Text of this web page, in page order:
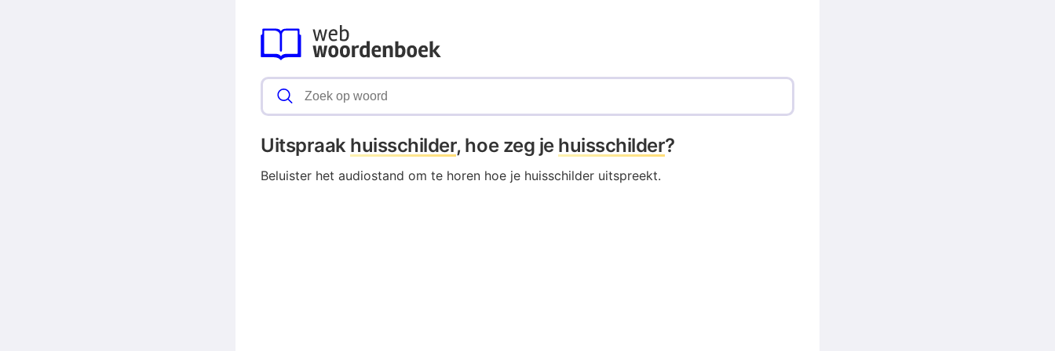
Uitspraak huisschilder, hoe zeg je huisschilder?
Beluister het audiostand om te horen hoe je huisschilder uitspreekt.